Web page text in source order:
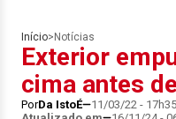
Início> Notícias
Exterior
cima antes
PorDa IstoÉ 11/03/22 -